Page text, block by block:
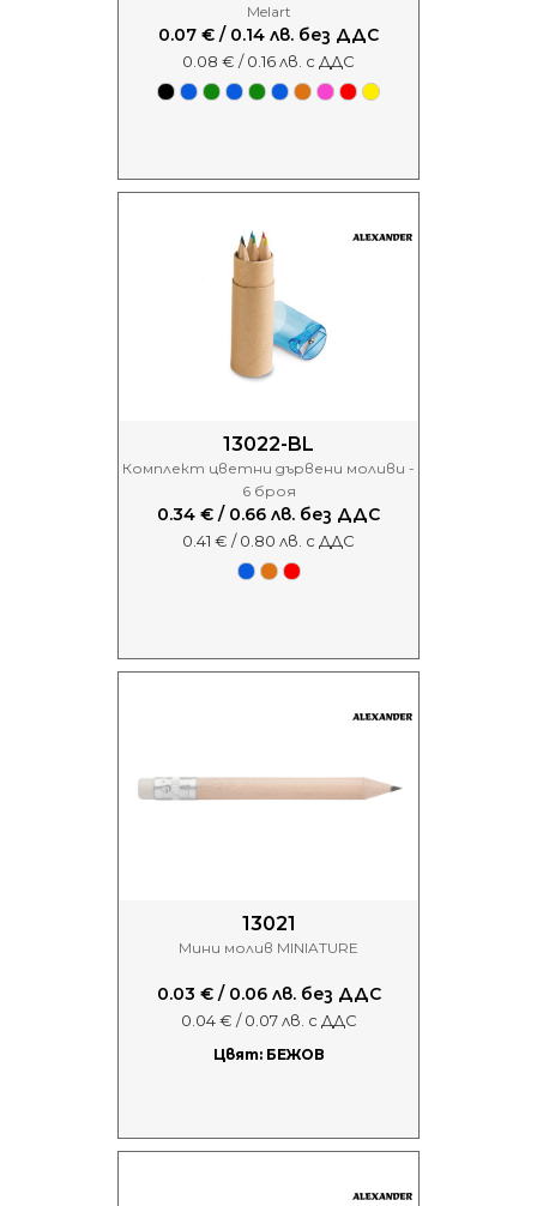
Melart
0.07 € / 0.14 лв. без ДДС
0.08 € / 0.16 лв. с ДДС
13022-BL
Комплект цветни дървени моливи -
6 броя
0.34 € / 0.66 лв. без ДДС
0.41 € / 0.80 лв. с ДДС
13021
Мини молив MINIATURE
0.03 € / 0.06 лв. без ДДС
0.04 € / 0.07 лв. с ДДС
Цвят: БЕЖОВ